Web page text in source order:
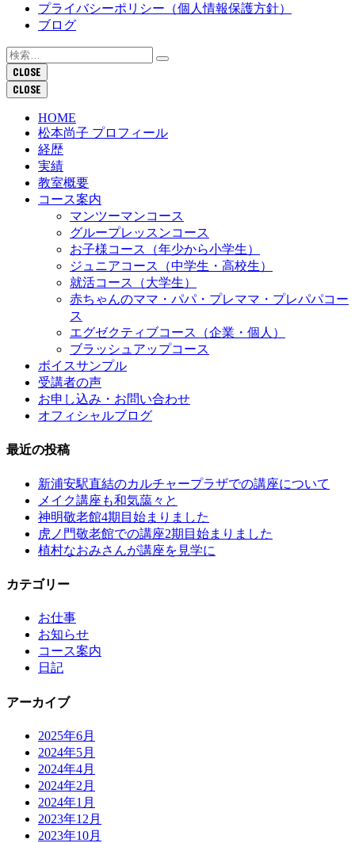
プライバシーポリシー（個人情報保護方針）
ブログ
検
索:CLOSE
CLOSE
HOME
松本尚子 プロフィール
経歴
実績
教室概要
コース案内
マンツーマンコース
グループレッスンコース
お子様コース（年少から小学生）
ジュニアコース（中学生・高校生）
就活コース（大学生）
赤ちゃんのママ・パパ・プレママ・プレパパコー
ス
エグゼクティブコース（企業・個人）
ブラッシュアップコース
ボイスサンプル
受講者の声
お申し込み・お問い合わせ
オフィシャルブログ
最近の投稿
新浦安駅直結のカルチャープラザでの講座について
メイク講座も和気藹々と
神明敬老館4期目始まりました
虎ノ門敬老館での講座2期目始まりました
植村なおみさんが講座を見学に
カテゴリー
お仕事
お知らせ
コース案内
日記
アーカイブ
2025年6月
2024年5月
2024年4月
2024年2月
2024年1月
2023年12月
2023年10月